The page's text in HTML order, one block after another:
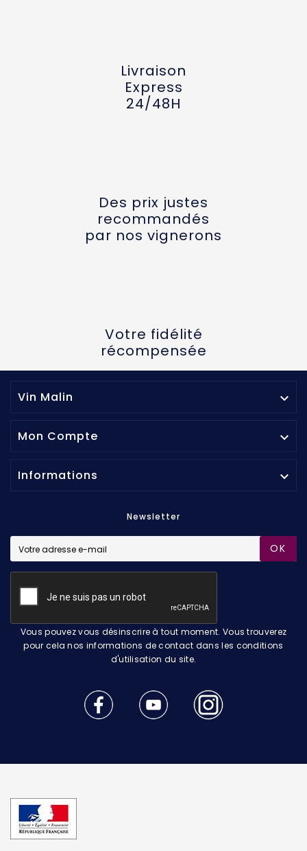
Livraison
Express
24/48H
Des prix justes
recommandés
par nos vignerons
Votre fidélité
récompensée
Vin Malin 
Mon Compte 
Informations 
Newsletter
OK
Vous pouvez vous désinscrire à tout moment. Vous trouverez
pour cela nos informations de contact dans les conditions
d'utilisation du site.